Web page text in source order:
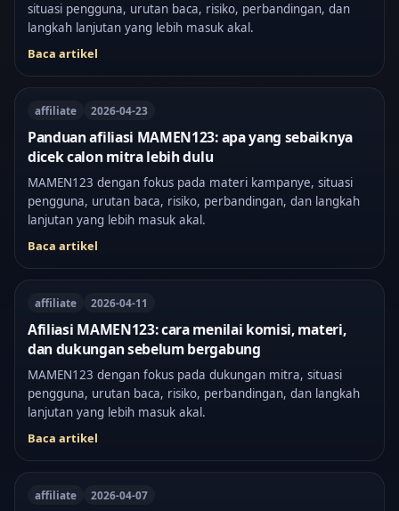
situasi pengguna, urutan baca, risiko, perbandingan, dan
langkah lanjutan yang lebih masuk akal.
Baca artikel
affiliate 2026-04-23
Panduan afiliasi MAMEN123: apa yang sebaiknya
dicek calon mitra lebih dulu
MAMEN123 dengan fokus pada materi kampanye, situasi
pengguna, urutan baca, risiko, perbandingan, dan langkah
lanjutan yang lebih masuk akal.
Baca artikel
affiliate 2026-04-11
Afiliasi MAMEN123: cara menilai komisi, materi,
dan dukungan sebelum bergabung
MAMEN123 dengan fokus pada dukungan mitra, situasi
pengguna, urutan baca, risiko, perbandingan, dan langkah
lanjutan yang lebih masuk akal.
Baca artikel
affiliate 2026-04-07